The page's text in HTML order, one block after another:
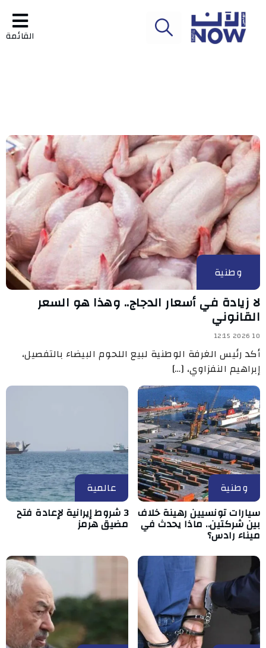
القائمة
وطنية
لا زيادة في أسعار الدجاج.. وهذا هو السعر
القانوني
10 2026 12:15
أكد رئيس الغرفة الوطنية لبيع اللحوم البيضاء بالتفصيل،
إبراهيم النفزاوي، […]
وطنية
سيارات تونسيين رهينة خلاف
بين شركتين.. ماذا يحدث في
ميناء رادس؟
عالمية
3 شروط إيرانية لإعادة فتح
مضيق هرمز